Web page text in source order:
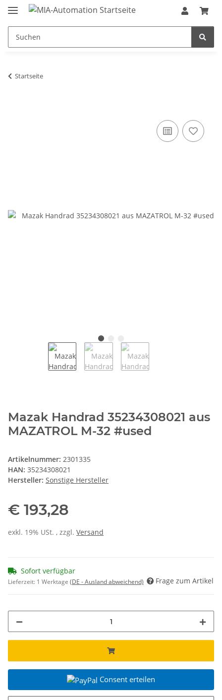
Startseite
Mazak Handrad 35234308021 aus
MAZATROL M-32 #used
Artikelnummer: 2301335
HAN: 35234308021
Hersteller: Sonstige Hersteller
€ 193,28
exkl. 19% USt. , zzgl. Versand
Sofort verfügbar
Lieferzeit: 1 Werktage (DE - Ausland abweichend) Frage zum Artikel
Consent erteilen